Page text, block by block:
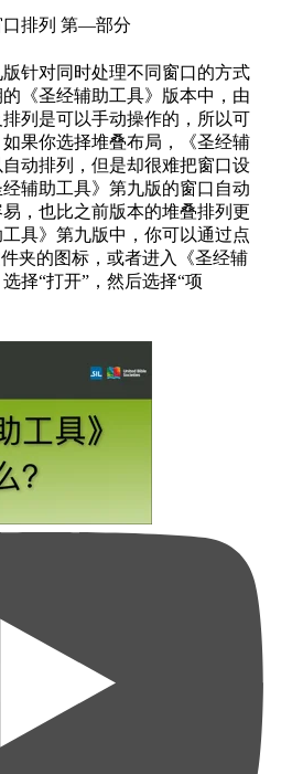
口排列 第—部分
版针对同时处理不同窗口的方式
《圣经辅助工具》版本中，由
列是可以手动操作的，所以可
果你选择堆叠布局，《圣经辅
动排列，但是却很难把窗口设
辅助工具》第九版的窗口自动
，也比之前版本的堆叠排列更
具》第九版中，你可以通过点
夹的图标，或者进入《圣经辅
择“打开”，然后选择“项